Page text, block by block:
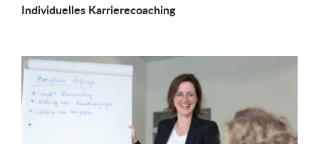
Individu­elles Karrierecoaching